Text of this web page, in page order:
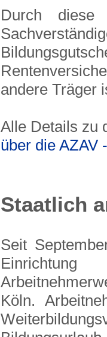
Durch
andere Träger
Alle Details zu
über die AZAV
Staatlich
Seit
Köln.